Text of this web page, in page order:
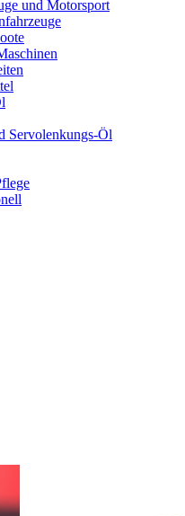
und Motorsport
Servolenkungs-Öl